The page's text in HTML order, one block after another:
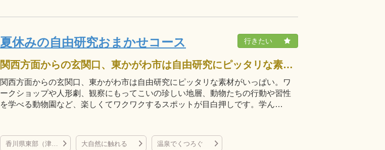
夏休みの自由研究おまかせコース
関西方面からの玄関口、東かがわ市は自由研究にピッタリな素材がいっぱい。ワークショップや人形劇、観察にもってこいの珍しい地層、動物たちの行動や習性を学べる動物園など、楽しくてワクワクするスポットが目白押しです。学ん…
関西方面からの玄関口、東かがわ市は自由研究にピッタリな素材がいっぱい。ワ
ークショップや人形劇、観察にもってこいの珍しい地層、動物たちの行動や習性
を学べる動物園など、楽しくてワクワクするスポットが目白押しです。学ん…
香川県東部（津田の松原など） 大自然に触れる 温泉でくつろぐ